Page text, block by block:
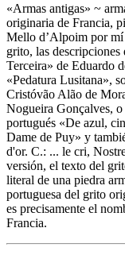
«Armas antigas» ~
originaria de Francia,
Mello d’Alpoim por mí
grito, las descripciones
Terceira» de Eduardo
«Pedatura Lusitana»,
Cristóvão Alão de
Nogueira Gonçalves, o
portugués «De azul,
Dame de Puy» y
d'or. C.: ... le cri,
versión, el texto del
literal de una piedra
portuguesa del grito
es precisamente el
Francia.